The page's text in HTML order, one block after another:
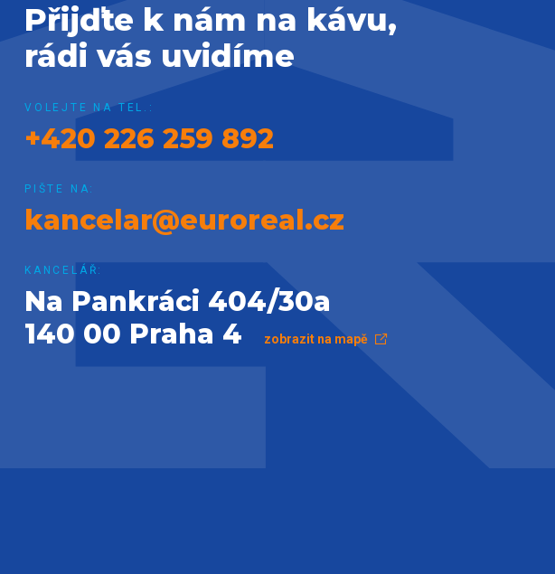
Přijďte k nám na kávu,
rádi vás uvidíme
VOLEJTE NA TEL.:
+420 226 259 892
PIŠTE NA:
kancelar@euroreal.cz
KANCELÁŘ:
Na Pankráci 404/30a
140 00 Praha 4
zobrazit na mapě